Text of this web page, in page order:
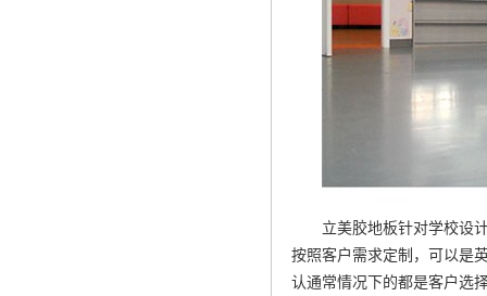
立美胶地板针对学校设
按照客户需求定制，可以是
认通常情况下的都是客户选